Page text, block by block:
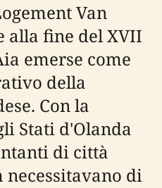
Van
alla fine del XVII
emerse come
della
Con la
Stati d'Olanda
di città
necessitavano di